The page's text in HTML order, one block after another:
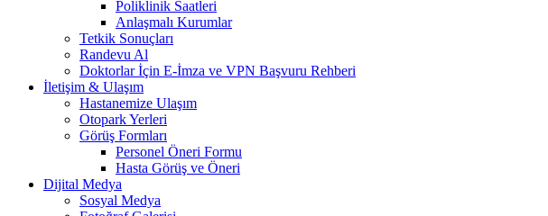
Poliklinik Saatleri
Anlaşmalı Kurumlar
Tetkik Sonuçları
Randevu Al
Doktorlar İçin E-İmza ve VPN Başvuru Rehberi
İletişim & Ulaşım
Hastanemize Ulaşım
Otopark Yerleri
Görüş Formları
Personel Öneri Formu
Hasta Görüş ve Öneri
Dijital Medya
Sosyal Medya